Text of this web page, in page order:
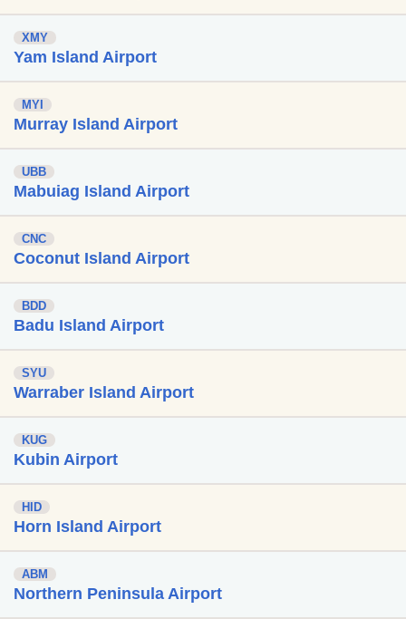
XMY
Yam Island Airport
MYI
Murray Island Airport
UBB
Mabuiag Island Airport
CNC
Coconut Island Airport
BDD
Badu Island Airport
SYU
Warraber Island Airport
KUG
Kubin Airport
HID
Horn Island Airport
ABM
Northern Peninsula Airport